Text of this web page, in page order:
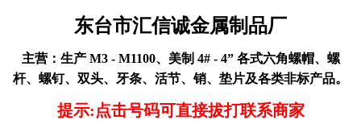
东台市汇信诚金属制品厂
主营： 生产 M3 - M1100、美制 4# - 4” 各式六角螺帽、螺
杆、螺钉、双头、牙条、活节、销、垫片及各类非标产品。
提示:点击号码可直接拔打联系商家